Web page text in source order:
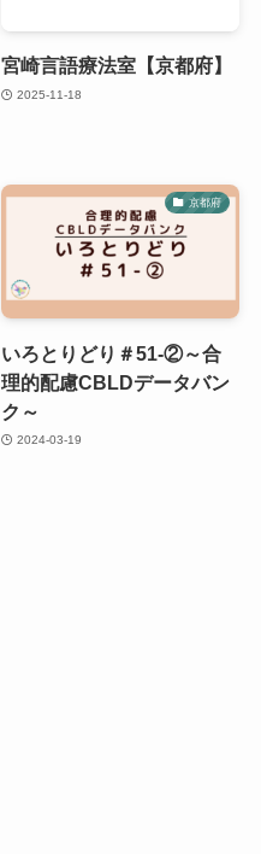
宮崎言語療法室【京都府】
2025-11-18
京都府
いろとりどり＃51-②～合
理的配慮CBLDデータバン
ク～
2024-03-19